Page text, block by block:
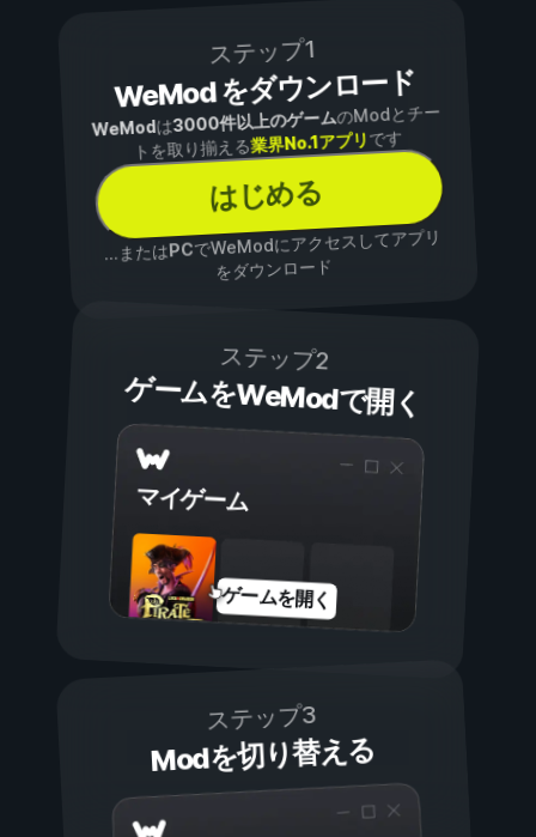
ステップ1
WeMod をダウンロード
WeModは3000件以上のゲームのModとチー
トを取り揃える業界No.1アプリです
はじめる
...またはPCでWeModにアクセスしてアプリ
をダウンロード
ステップ2
ゲームをWeModで開く
マイゲーム
ゲームを開く
ステップ3
Modを切り替える